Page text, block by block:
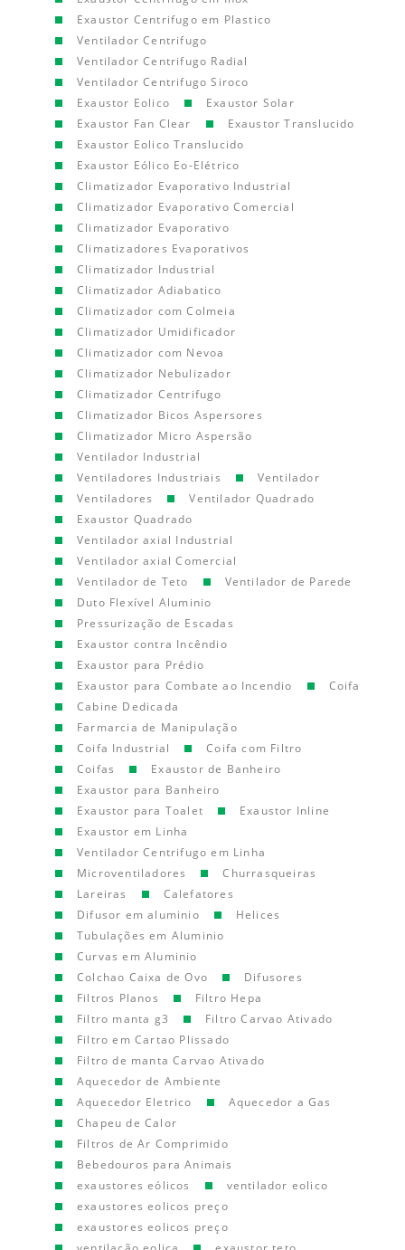
Exaustor Centrifugo em Plastico
Ventilador Centrifugo
Ventilador Centrifugo Radial
Ventilador Centrifugo Siroco
Exaustor Eolico
Exaustor Solar
Exaustor Fan Clear
Exaustor Translucido
Exaustor Eolico Translucido
Exaustor Eólico Eo-Elétrico
Climatizador Evaporativo Industrial
Climatizador Evaporativo Comercial
Climatizador Evaporativo
Climatizadores Evaporativos
Climatizador Industrial
Climatizador Adiabatico
Climatizador com Colmeia
Climatizador Umidificador
Climatizador com Nevoa
Climatizador Nebulizador
Climatizador Centrifugo
Climatizador Bicos Aspersores
Climatizador Micro Aspersão
Ventilador Industrial
Ventiladores Industriais
Ventilador
Ventiladores
Ventilador Quadrado
Exaustor Quadrado
Ventilador axial Industrial
Ventilador axial Comercial
Ventilador de Teto
Ventilador de Parede
Duto Flexível Aluminio
Pressurização de Escadas
Exaustor contra Incêndio
Exaustor para Prédio
Exaustor para Combate ao Incendio
Coifa
Cabine Dedicada
Farmarcia de Manipulação
Coifa Industrial
Coifa com Filtro
Coifas
Exaustor de Banheiro
Exaustor para Banheiro
Exaustor para Toalet
Exaustor Inline
Exaustor em Linha
Ventilador Centrifugo em Linha
Microventiladores
Churrasqueiras
Lareiras
Calefatores
Difusor em aluminio
Helices
Tubulações em Aluminio
Curvas em Aluminio
Colchao Caixa de Ovo
Difusores
Filtros Planos
Filtro Hepa
Filtro manta g3
Filtro Carvao Ativado
Filtro em Cartao Plissado
Filtro de manta Carvao Ativado
Aquecedor de Ambiente
Aquecedor Eletrico
Aquecedor a Gas
Chapeu de Calor
Filtros de Ar Comprimido
Bebedouros para Animais
exaustores eólicos
ventilador eolico
exaustores eolicos preço
exaustores eolicos preço